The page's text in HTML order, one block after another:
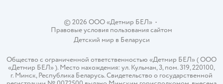
© 2026 ООО «Детмир БЕЛ»•
Правовые условия пользования сайтом
Детский мир в Беларуси
Общество с ограниченной ответственностью «Детмир БЕЛ» ( ООО
«Детмир БЕЛ» ). Место нахождения: ул. Кульман, 3, пом. 319, 220100,
г. Минск, Республика Беларусь. Свидетельство о государственной